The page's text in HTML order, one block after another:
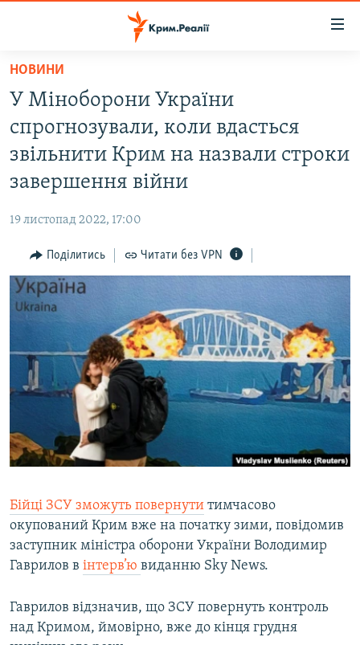
Перейти
основного
матеріалу
Перейти
до
основної
Перейти
пошуку
ВІДЕО ТА ФОТО
ІНТЕРВ'Ю
ВСЕ ЗА ДЕНЬ
СПЕЦПРОЕКТИ
ДЕПОРТАЦІЯ
ВІДЕОУРОКИ «ELIFBE»
СВІДЧЕННЯ ОКУПАЦІЇ
УКРАЇНСЬКА ПРОБЛЕМА КРИМУ
ІНФОГРАФІКА
ЯК ОБІЙТИ БЛОКУВАННЯ
Русский
Qırımtatar
ДОЛУЧАЙСЯ!
Усі сайти RFE/RL
НОВИНИ
У Міноборони України
спрогнозували, коли вдасться
звільнити Крим на назвали строки
завершення війни
19 листопад 2022, 17:00
Поділитись Читати без VPN
Бійці ЗСУ зможуть повернути тимчасово
окупований Крим вже на початку зими, повідомив
заступник міністра оборони України Володимир
Гаврилов в інтерв’ю виданню Sky News.
Гаврилов відзначив, що ЗСУ повернуть контроль
над Кримом, ймовірно, вже до кінця грудня